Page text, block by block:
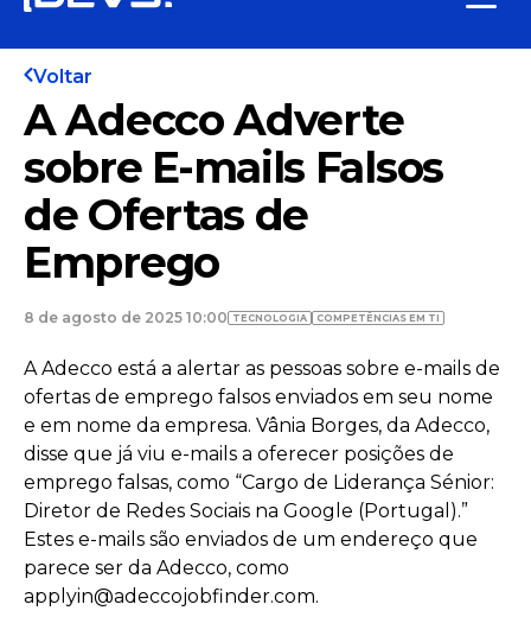
Voltar
A Adecco Adverte
sobre E-mails Falsos
de Ofertas de
Emprego
8 de agosto de 2025 10:00 TECNOLOGIA COMPETÊNCIAS EM TI
A Adecco está a alertar as pessoas sobre e-mails de
ofertas de emprego falsos enviados em seu nome
e em nome da empresa. Vânia Borges, da Adecco,
disse que já viu e-mails a oferecer posições de
emprego falsas, como “Cargo de Liderança Sénior:
Diretor de Redes Sociais na Google (Portugal).”
Estes e-mails são enviados de um endereço que
parece ser da Adecco, como
applyin@adeccojobfinder.com.